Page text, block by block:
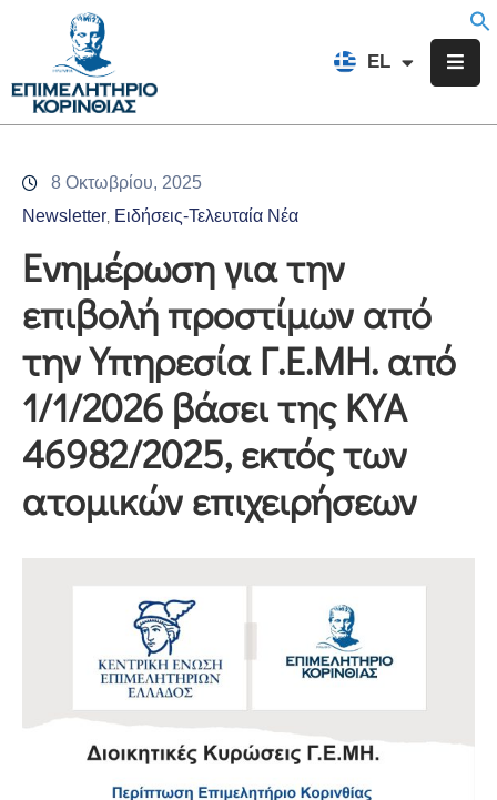
EL
FR
Επιμελητήριο
Υπηρεσίες
Προγράμματα
Δράσεις
Εκδηλώσεις
Επικοινωνία
8 Οκτωβρίου, 2025
Newsletter Ειδήσεις-Τελευταία Νέα
Ενημέρωση για την
επιβολή προστίμων από
την Υπηρεσία Γ.Ε.ΜΗ. από
1/1/2026 βάσει της ΚΥΑ
46982/2025, εκτός των
ατομικών επιχειρήσεων